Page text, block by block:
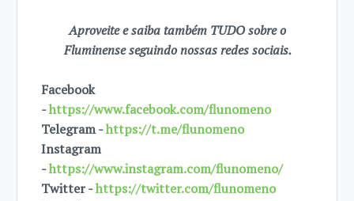
Aproveite e saiba também TUDO sobre o
Fluminense seguindo nossas redes sociais.
Facebook
-https://www.facebook.com/flunomeno
Telegram -https://t.me/flunomeno
Instagram
-https://www.instagram.com/flunomeno/
Twitter -https://twitter.com/flunomeno